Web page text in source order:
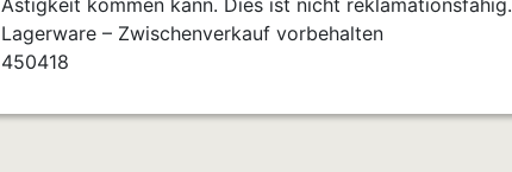
Ästigkeit kommen kann. Dies ist nicht reklamationsfähig.
Lagerware – Zwischenverkauf vorbehalten
450418